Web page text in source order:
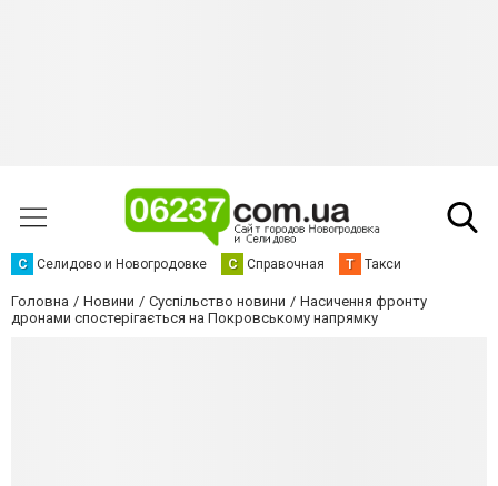
С Селидово и Новогродовке С Справочная Т Такси
Головна Новини Суспільство новини
Насичення фронту
дронами спостерігається на Покровському напрямку